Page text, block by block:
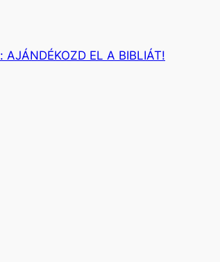
AJÁNDÉKOZD EL A BIBLIÁT!